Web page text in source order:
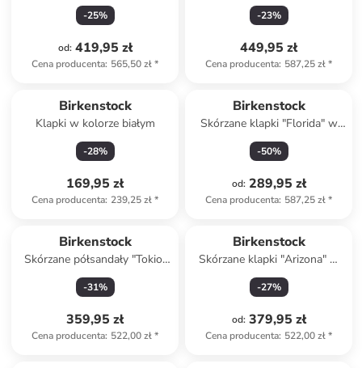
szarym
-25%
od: 419,95 zł
Cena producenta: 565,50 zł*
kolorze błękitnym
-23%
449,95 zł
Cena producenta: 587,25 zł*
Birkenstock
Klapki w kolorze białym
-28%
169,95 zł
Cena producenta: 239,25 zł*
Birkenstock
Skórzane klapki "Florida" w
kolorze beżowym
-50%
od: 289,95 zł
Cena producenta: 587,25 zł*
Birkenstock
Skórzane półsandały "Tokio"
w kolorze czarnym
-31%
359,95 zł
Cena producenta: 522,00 zł*
Birkenstock
Skórzane klapki "Arizona" w
kolorze jasnobrązowym
-27%
od: 379,95 zł
Cena producenta: 522,00 zł*